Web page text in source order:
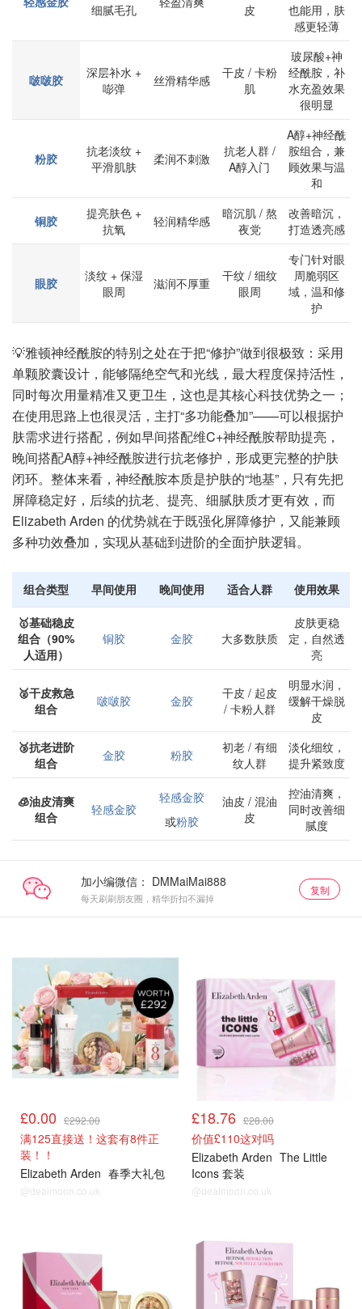
细腻毛孔
皮
也能用，肤
感更轻薄
啵啵胶
深层补水 +
嘭弹
丝滑精华感
干皮 / 卡粉
肌
玻尿酸+神
经酰胺，补
水充盈效果
很明显
粉胶
抗老淡纹 +
平滑肌肤
柔润不刺激
抗老人群 /
A醇入门
A醇+神经酰
胺组合，兼
顾效果与温
和
铜胶
提亮肤色 +
抗氧
轻润精华感
暗沉肌 / 熬
夜党
改善暗沉，
打造透亮感
眼胶
淡纹 + 保湿
眼周
滋润不厚重
干纹 / 细纹
眼周
专门针对眼
周脆弱区
域，温和修
护
💡雅顿神经酰胺的特别之处在于把“修护”做到很极致：采用
单颗胶囊设计，能够隔绝空气和光线，最大程度保持活性，
同时每次用量精准又更卫生，这也是其核心科技优势之一；
在使用思路上也很灵活，主打“多功能叠加”——可以根据护
肤需求进行搭配，例如早间搭配维C+神经酰胺帮助提亮，
晚间搭配A醇+神经酰胺进行抗老修护，形成更完整的护肤
闭环。整体来看，神经酰胺本质是护肤的“地基”，只有先把
屏障稳定好，后续的抗老、提亮、细腻肤质才更有效，而
Elizabeth Arden 的优势就在于既强化屏障修护，又能兼顾
多种功效叠加，实现从基础到进阶的全面护肤逻辑。
组合类型 早间使用 晚间使用 适合人群 使用效果
🥇基础稳皮
组合（90%
人适用）
铜胶 金胶 大多数肤质
皮肤更稳
定，自然透
亮
🥈干皮救急
组合
啵啵胶 金胶
干皮 / 起皮
/ 卡粉人群
明显水润，
缓解干燥脱
皮
🥉抗老进阶
组合
金胶 粉胶
初老 / 有细
纹人群
淡化细纹，
提升紧致度
🧊油皮清爽
组合
轻感金胶
轻感金胶
或粉胶
油皮 / 混油
皮
控油清爽，
同时改善细
腻度
加小编微信：
每天刷刷朋友圈，精华折扣不漏掉
复制
£0.00 £292.00
满125直接送！这套有8件正
装！！
Elizabeth Arden 春季大礼包
@dealmoon.co.uk
£18.76 £28.00
价值£110这对吗
Elizabeth Arden The Little
Icons 套装
@dealmoon.co.uk